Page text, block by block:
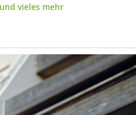
und vieles mehr